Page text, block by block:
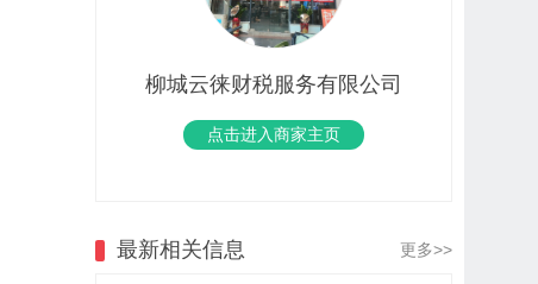
柳城云徕财税服务有限公司
点击进入商家主页
最新相关信息 更多>>